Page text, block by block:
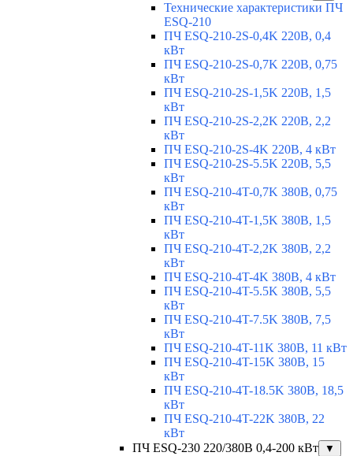
Технические характеристики ПЧ
ESQ-210
ПЧ ESQ-210-2S-0,4K 220В, 0,4
кВт
ПЧ ESQ-210-2S-0,7K 220В, 0,75
кВт
ПЧ ESQ-210-2S-1,5K 220В, 1,5
кВт
ПЧ ESQ-210-2S-2,2K 220В, 2,2
кВт
ПЧ ESQ-210-2S-4K 220В, 4 кВт
ПЧ ESQ-210-2S-5.5K 220В, 5,5
кВт
ПЧ ESQ-210-4T-0,7K 380В, 0,75
кВт
ПЧ ESQ-210-4T-1,5K 380В, 1,5
кВт
ПЧ ESQ-210-4T-2,2K 380В, 2,2
кВт
ПЧ ESQ-210-4T-4K 380В, 4 кВт
ПЧ ESQ-210-4T-5.5K 380В, 5,5
кВт
ПЧ ESQ-210-4T-7.5K 380В, 7,5
кВт
ПЧ ESQ-210-4T-11K 380В, 11 кВт
ПЧ ESQ-210-4T-15K 380В, 15
кВт
ПЧ ESQ-210-4T-18.5K 380В, 18,5
кВт
ПЧ ESQ-210-4T-22K 380В, 22
кВт
ПЧ ESQ-230 220/380В 0,4-200 кВт
▼